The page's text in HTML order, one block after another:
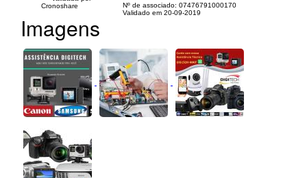
Nº de associado: 07476791000170
Validado em 20-09-2019
Imagens